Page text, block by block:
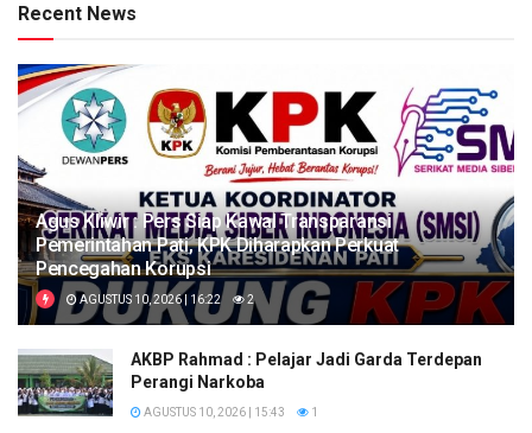
Recent News
Agus Kliwir : Pers Siap Kawal Transparansi
Pemerintahan Pati, KPK Diharapkan Perkuat
Pencegahan Korupsi
AGUSTUS 10, 2026 | 16:22 2
AKBP Rahmad : Pelajar Jadi Garda Terdepan
Perangi Narkoba
AGUSTUS 10, 2026 | 15:43 1